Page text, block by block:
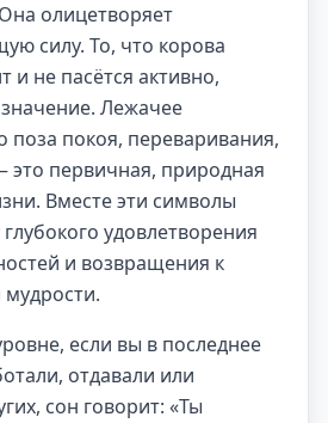
олицетворяет
силу. То, что корова
и не пасётся активно,
Лежачее
покоя, переваривания,
это первичная, природная
Вместе эти символы
удовлетворения
и возвращения к
если вы в последнее
отдавали или
сон говорит: «Ты